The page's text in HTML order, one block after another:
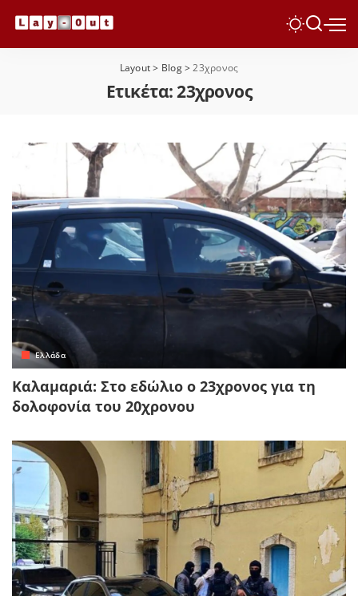
Layout> Blog>23χρονος
Ετικέτα:23χρονος
Ελλάδα
Καλαμαριά: Στο εδώλιο ο 23χρονος για τη
δολοφονία του 20χρονου